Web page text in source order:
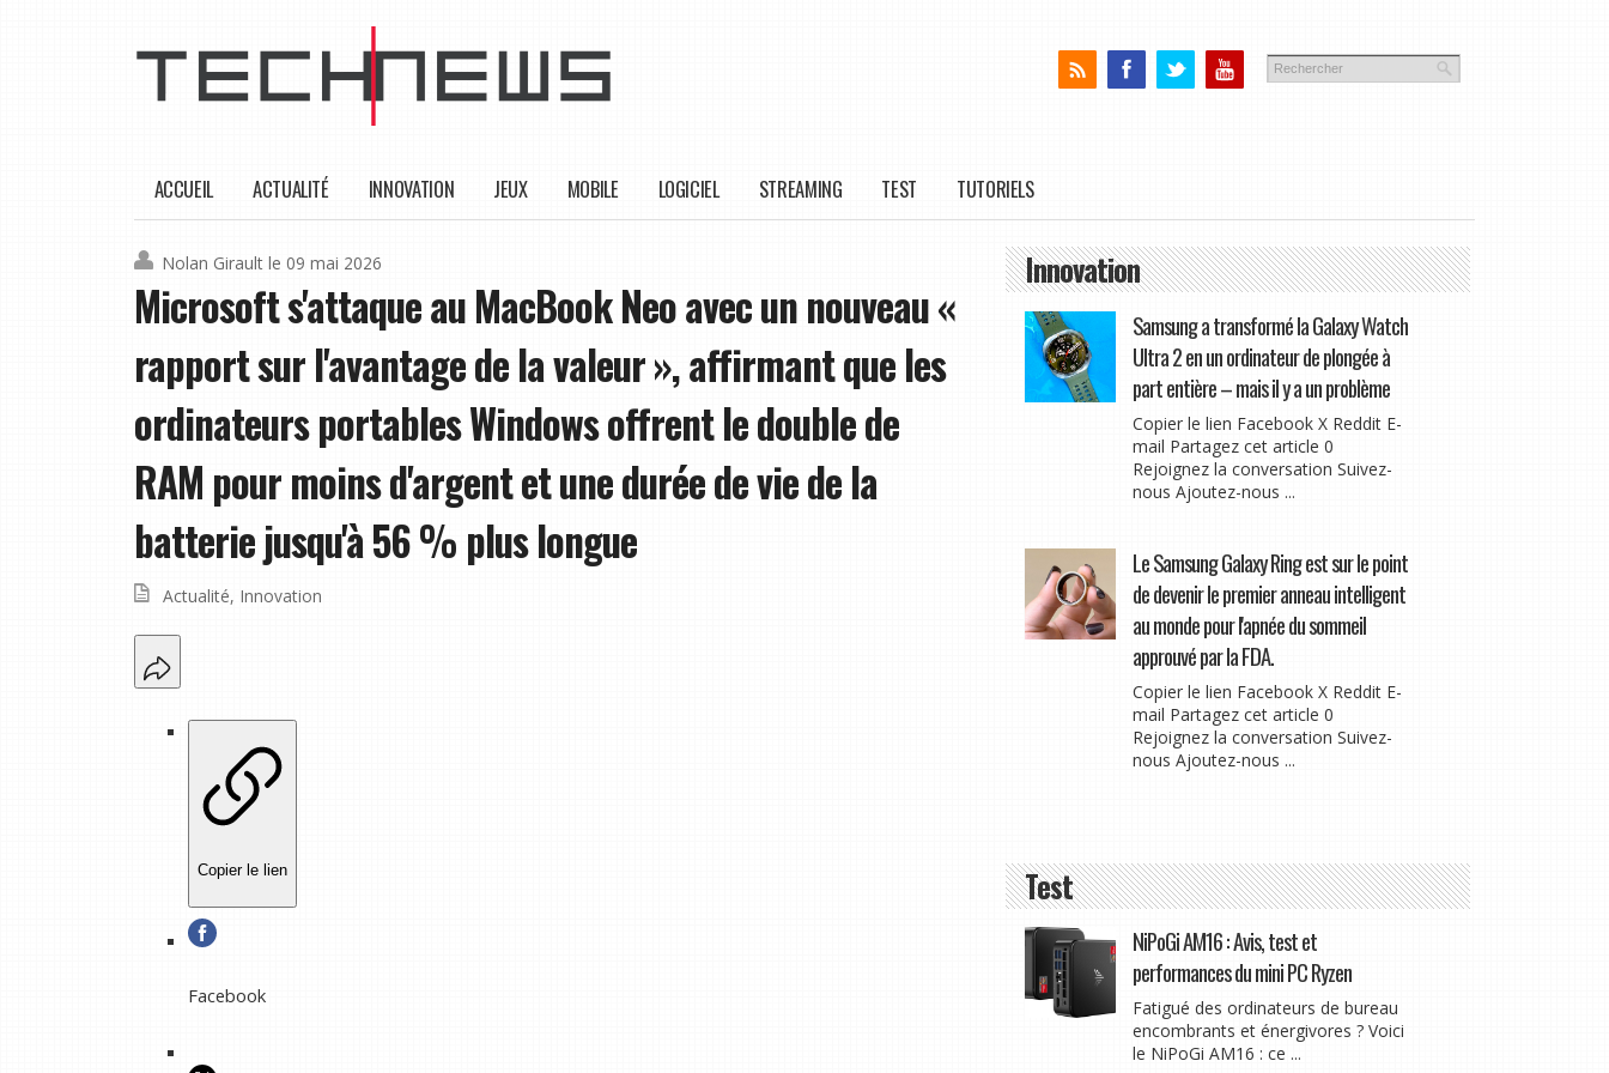
ACCUEIL ACTUALITÉ INNOVATION JEUX MOBILE LOGICIEL STREAMING TEST TUTORIELS
Nolan Girault le 09 mai 2026
Microsoft s'attaque au MacBook Neo avec un nouveau «
rapport sur l'avantage de la valeur », affirmant que les
ordinateurs portables Windows offrent le double de
RAM pour moins d'argent et une durée de vie de la
batterie jusqu'à 56 % plus longue
Actualité, Innovation
Copier le lien
Facebook
Innovation
Samsung a transformé la Galaxy Watch
Ultra 2 en un ordinateur de plongée à
part entière – mais il y a un problème
Copier le lien Facebook X Reddit E-
mail Partagez cet article 0
Rejoignez la conversation Suivez-
nous Ajoutez-nous ...
Le Samsung Galaxy Ring est sur le point
de devenir le premier anneau intelligent
au monde pour l'apnée du sommeil
approuvé par la FDA.
Copier le lien Facebook X Reddit E-
mail Partagez cet article 0
Rejoignez la conversation Suivez-
nous Ajoutez-nous ...
Test
NiPoGi AM16 : Avis, test et
performances du mini PC Ryzen
Fatigué des ordinateurs de bureau
encombrants et énergivores ? Voici
le NiPoGi AM16 : ce ...